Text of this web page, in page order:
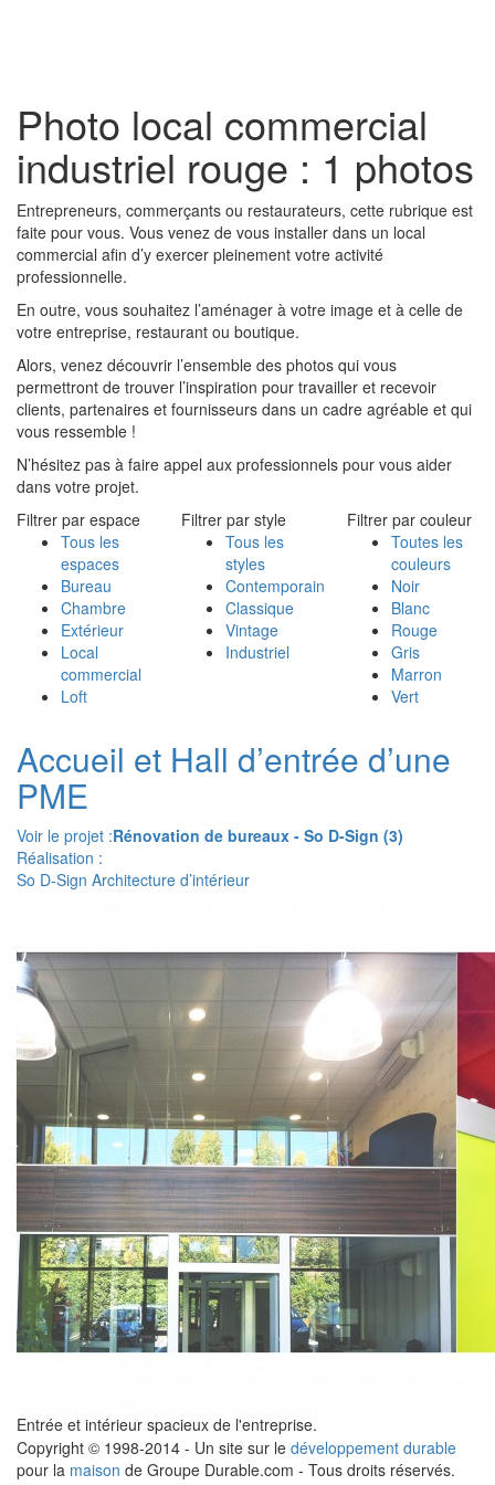
Photo local commercial
industriel rouge : 1 photos
Entrepreneurs, commerçants ou restaurateurs, cette rubrique est
faite pour vous. Vous venez de vous installer dans un local
commercial afin d’y exercer pleinement votre activité
professionnelle.
En outre, vous souhaitez l’aménager à votre image et à celle de
votre entreprise, restaurant ou boutique.
Alors, venez découvrir l’ensemble des photos qui vous
permettront de trouver l’inspiration pour travailler et recevoir
clients, partenaires et fournisseurs dans un cadre agréable et qui
vous ressemble !
N’hésitez pas à faire appel aux professionnels pour vous aider
dans votre projet.
Filtrer par espace
Tous les
espaces
Bureau
Chambre
Extérieur
Local
commercial
Loft
Filtrer par style
Tous les
styles
Contemporain
Classique
Vintage
Industriel
Filtrer par couleur
Toutes les
couleurs
Noir
Blanc
Rouge
Gris
Marron
Vert
Accueil et Hall d’entrée d’une
PME
Voir le projet :Rénovation de bureaux - So D-Sign (3)
Réalisation :
So D-Sign Architecture d’intérieur
Entrée et intérieur spacieux de l'entreprise.
Copyright © 1998-2014 - Un site sur le développement durable
pour la maison de Groupe Durable.com - Tous droits réservés.